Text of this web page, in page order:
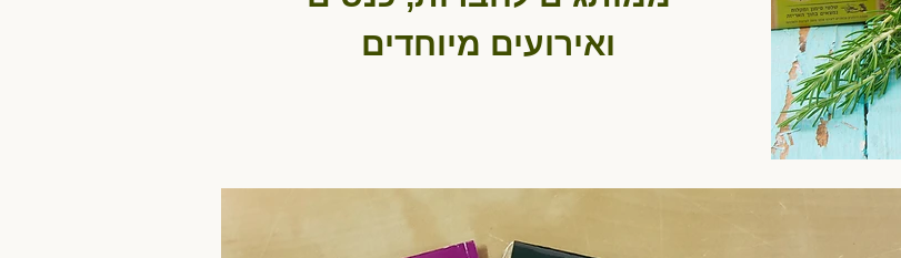
ואירועים מיוחדים